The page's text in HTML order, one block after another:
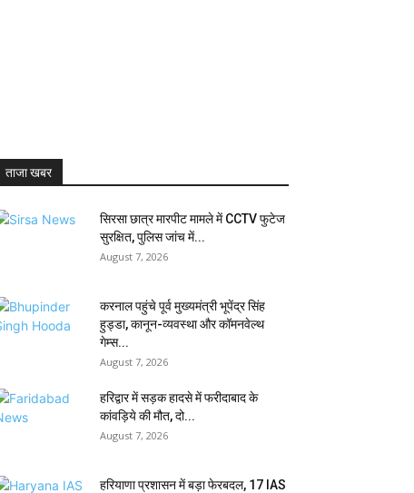
ताजा खबर
सिरसा छात्र मारपीट मामले में CCTV फुटेज
सुरक्षित, पुलिस जांच में...
August 7, 2026
करनाल पहुंचे पूर्व मुख्यमंत्री भूपेंद्र सिंह
हुड्डा, कानून-व्यवस्था और कॉमनवेल्थ
गेम्स...
August 7, 2026
हरिद्वार में सड़क हादसे में फरीदाबाद के
कांवड़िये की मौत, दो...
August 7, 2026
हरियाणा प्रशासन में बड़ा फेरबदल, 17 IAS